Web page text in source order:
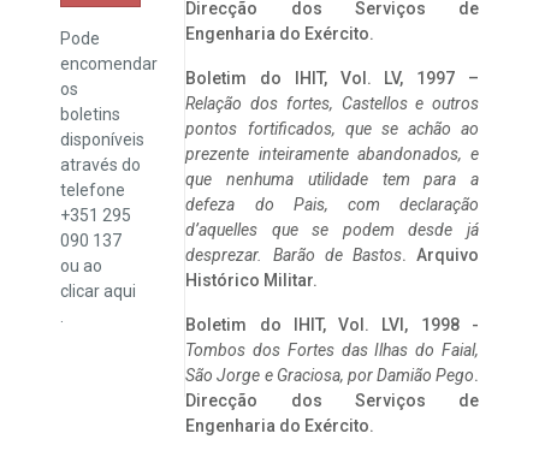
Pode
encomendar
os
boletins
disponíveis
através do
telefone
+351 295
090 137
ou ao
clicaraqui
Direcção dos Serviços de
Engenharia do Exército.
Boletim do IHIT, Vol. LV, 1997 –
Relação dos fortes, Castellos e outros
pontos fortificados, que se achão ao
prezente inteiramente abandonados, e
que nenhuma utilidade tem para a
defeza do Pais, com declaração
d’aquelles que se podem desde já
desprezar. Barão de Bastos. Arquivo
Histórico Militar.
Boletim do IHIT, Vol. LVI, 1998 -
Tombos dos Fortes das Ilhas do Faial,
São Jorge e Graciosa, por Damião Pego.
Direcção dos Serviços de
Engenharia do Exército.